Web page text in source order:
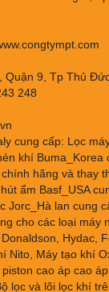
9, Tp Thủ
248
cung cấp: Lọc
khí Buma_Korea
hãng và thay
ẩm Basf_USA
lan cung
cho các loại máy
Hydac,
Nito, Máy tạo khí
cao áp cao áp
lọc và lõi lọc khí